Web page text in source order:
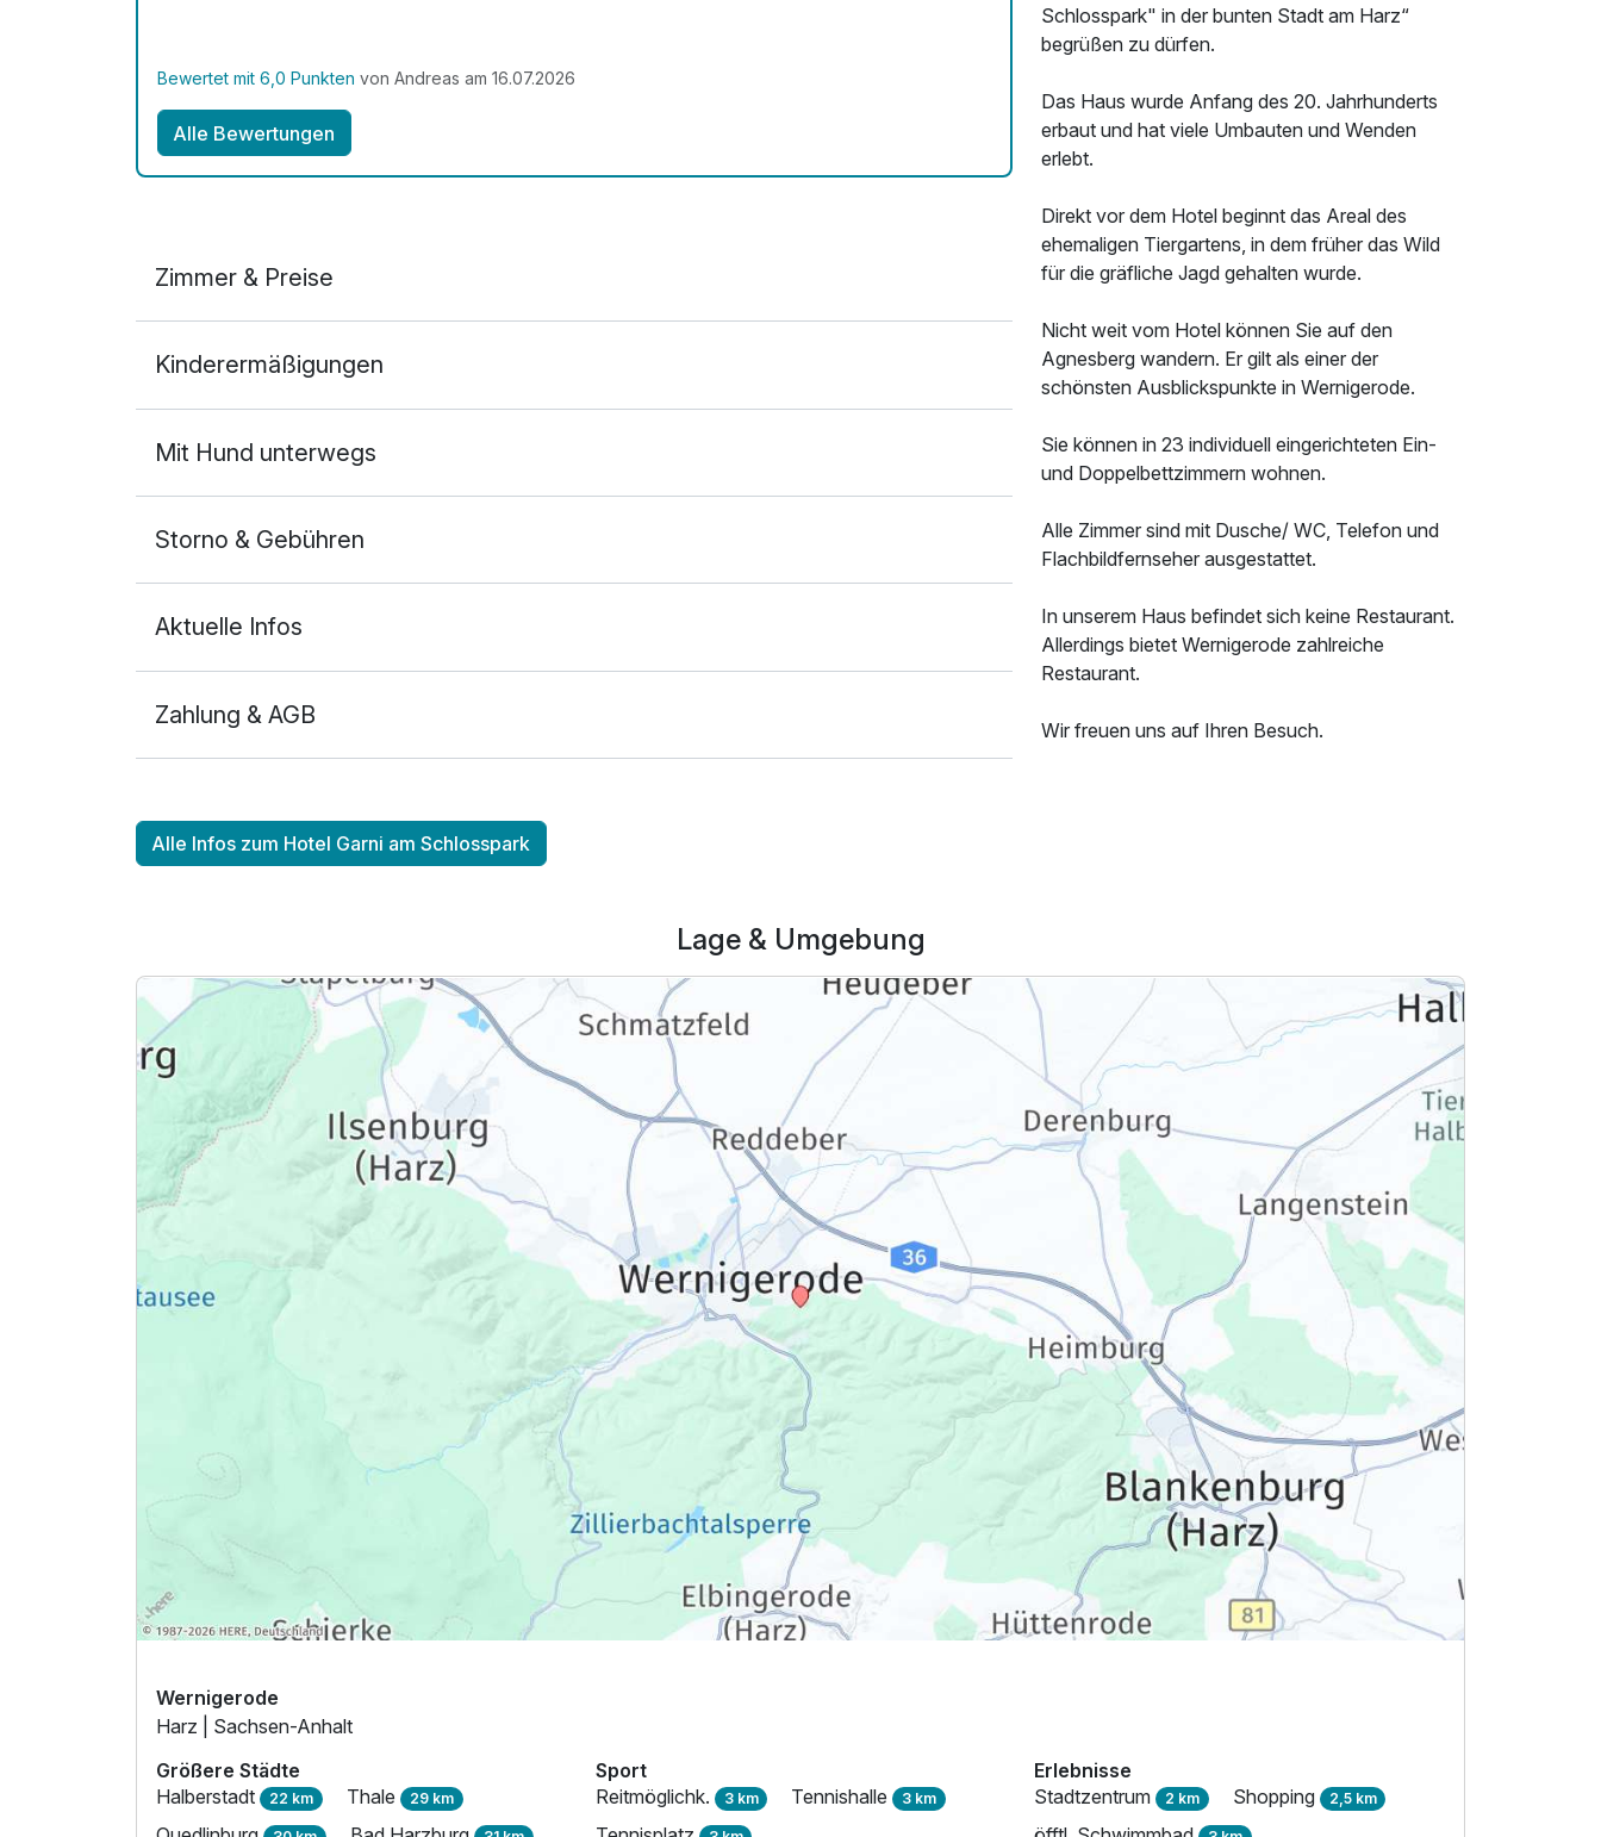
Bewertet mit 6,0 Punkten von Andreas am 16.07.2026
Alle Bewertungen
Zimmer & Preise
2 Erwachsene
Ausstattung
2 Erwachsene und 1 Kind
Ausstattung
Für 8 Tage
Einzelzimmer
1 Erwachsenen
315,00 €
Kinderermäßigungen
Mit Hund unterwegs
Storno & Gebühren
Aktuelle Infos
Zahlung & AGB
Schlosspark" in der bunten Stadt am Harz“
begrüßen zu dürfen.
Das Haus wurde Anfang des 20. Jahrhunderts
erbaut und hat viele Umbauten und Wenden
erlebt.
Direkt vor dem Hotel beginnt das Areal des
ehemaligen Tiergartens, in dem früher das Wild
für die gräfliche Jagd gehalten wurde.
Nicht weit vom Hotel können Sie auf den
Agnesberg wandern. Er gilt als einer der
schönsten Ausblickspunkte in Wernigerode.
Sie können in 23 individuell eingerichteten Ein-
und Doppelbettzimmern wohnen.
Alle Zimmer sind mit Dusche/ WC, Telefon und
Flachbildfernseher ausgestattet.
In unserem Haus befindet sich keine Restaurant.
Allerdings bietet Wernigerode zahlreiche
Restaurant.
Wir freuen uns auf Ihren Besuch.
Alle Infos zum Hotel Garni am Schlosspark
Lage & Umgebung
Wernigerode
Harz | Sachsen-Anhalt
Größere Städte
Halberstadt 22 km Thale 29 km
Sport
Reitmöglichk.
3 km Tennishalle 3 km
Erlebnisse
Stadtzentrum 2 km Shopping 2,5 km